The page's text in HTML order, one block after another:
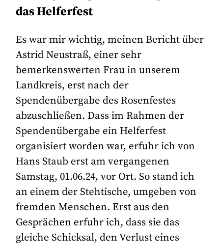
das Helferfest
Es war mir wichtig, meinen Bericht über
Astrid Neustraß, einer sehr
bemerkenswerten Frau in unserem
Landkreis, erst nach der
Spendenübergabe des Rosenfestes
abzuschließen. Dass im Rahmen der
Spendenübergabe ein Helferfest
organisiert worden war, erfuhr ich von
Hans Staub erst am vergangenen
Samstag, 01.06.24, vor Ort. So stand ich
an einem der Stehtische, umgeben von
fremden Menschen. Erst aus den
Gesprächen erfuhr ich, dass sie das
gleiche Schicksal, den Verlust eines